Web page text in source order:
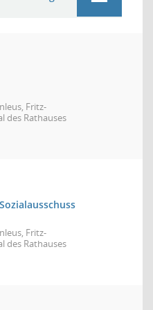
Fritz-
des Rathauses
Fritz-
des Rathauses